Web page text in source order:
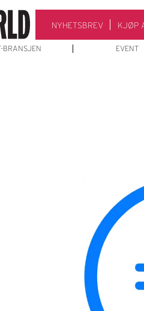
NYHETSBREV KJØP
BRANSJEN EVENT